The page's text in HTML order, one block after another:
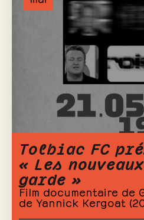
Tolbiac FC
« Les
garde »
Film documentaire de
de Yannick Kergoat